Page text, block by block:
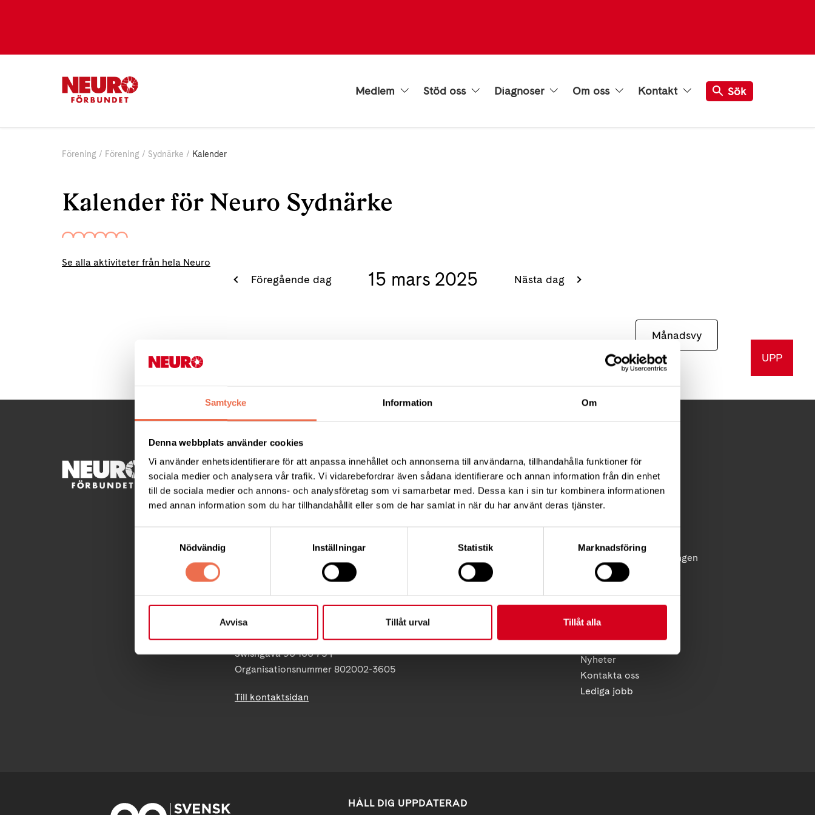
Samtycke Information Om
Denna webbplats använder cookies
Vi använder enhetsidentifierare för att anpassa innehållet och annonserna till användarna, tillhandahålla funktioner för
sociala medier och analysera vår trafik. Vi vidarebefordrar även sådana identifierare och annan information från din enhet
till de sociala medier och annons- och analysföretag som vi samarbetar med. Dessa kan i sin tur kombinera informationen
med annan information som du har tillhandahållit eller som de har samlat in när du har använt deras tjänster.
Nödvändig
Inställningar Statistik Marknadsföring
Avvisa Tillåt urval Tillåt alla
Medlem Stöd oss Diagnoser Om oss Kontakt Sök
Förening Förening Sydnärke Kalender
Kalender för Neuro Sydnärke
Se alla aktiviteter från hela Neuro
Föregående dag 15 mars 2025 Nästa dag
Månadsvy
UPP
KONTAKT
Besöksadress:
Ågatan 12 C, 172 62 Sundbyberg
Telefon:08-677 70 10
info@neuro.se
PG 90 10 07-5 | BG 901-0075 |
Swishgåva 90 100 75 |
Organisationsnummer 802002-3605
Till kontaktsidan
FÖRDJUPNING
Vårt arbete
Så tycker vi
Press
Tillgänglighet
Giva Sveriges kvalitetskod
FÖR MEDLEMMAR
Förening
Diagnosstöd
Anhörigstöd
Juridiskt stöd
Reflex - medlemstidningen
Diagnosnytt
Kalender
Foreningsservice
Nyheter
Kontakta oss
Lediga jobb
HÅLL DIG UPPDATERAD